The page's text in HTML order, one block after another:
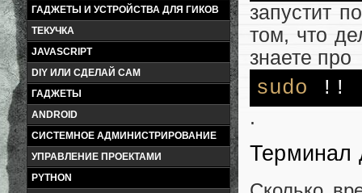
ГАДЖЕТЫ И УСТРОЙСТВА ДЛЯ ГИКОВ
ТЕКУЧКА
JAVASCRIPT
DIY ИЛИ СДЕЛАЙ САМ
ГАДЖЕТЫ
ANDROID
СИСТЕМНОЕ АДМИНИСТРИРОВАНИЕ
УПРАВЛЕНИЕ ПРОЕКТАМИ
PYTHON
запустит
том, что
знаете про
sudo !!
.
Терминал